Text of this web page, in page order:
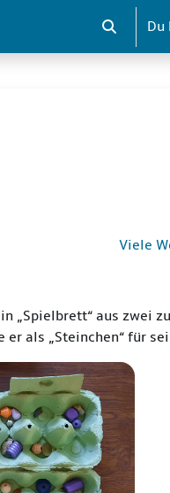
Du
Viele
„Spielbrett“ aus zwei
als „Steinchen“ für